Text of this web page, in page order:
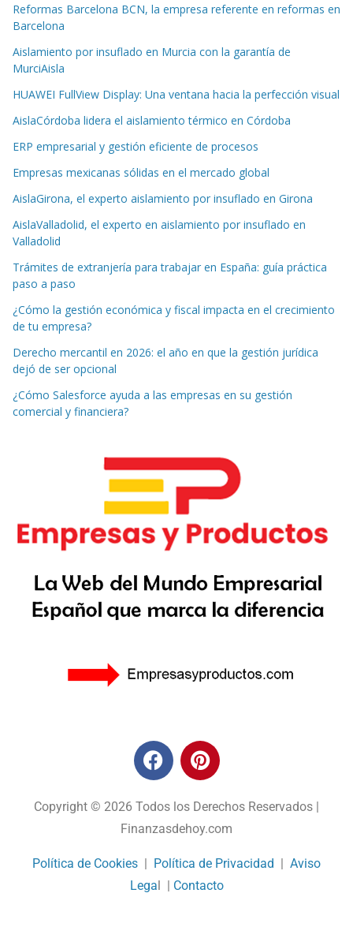
Reformas Barcelona BCN, la empresa referente en reformas en
Barcelona
Aislamiento por insuflado en Murcia con la garantía de
MurciAisla
HUAWEI FullView Display: Una ventana hacia la perfección visual
AislaCórdoba lidera el aislamiento térmico en Córdoba
ERP empresarial y gestión eficiente de procesos
Empresas mexicanas sólidas en el mercado global
AislaGirona, el experto aislamiento por insuflado en Girona
AislaValladolid, el experto en aislamiento por insuflado en
Valladolid
Trámites de extranjería para trabajar en España: guía práctica
paso a paso
¿Cómo la gestión económica y fiscal impacta en el crecimiento
de tu empresa?
Derecho mercantil en 2026: el año en que la gestión jurídica
dejó de ser opcional
¿Cómo Salesforce ayuda a las empresas en su gestión
comercial y financiera?
Copyright © 2026 Todos los Derechos Reservados |
Finanzasdehoy.com
Política de Cookies | Política de Privacidad | Aviso
Legal | Contacto